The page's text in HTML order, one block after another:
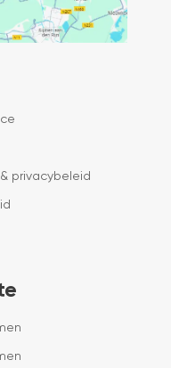
privacybeleid